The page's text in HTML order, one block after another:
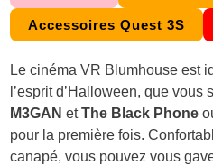
Accessoires Quest 3S
Le cinéma VR Blumhouse est
l’esprit d’Halloween, que
M3GAN etThe Black Phone
pour la première fois.
canapé, vous pouvez vous